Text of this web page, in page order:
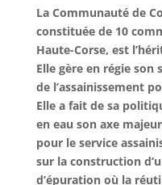
La Communauté de
constituée de 10
Haute-Corse, est
Elle gère en régie son
de l’assainissement
Elle a fait de sa
en eau son axe
pour le service
sur la construction
d’épuration où la